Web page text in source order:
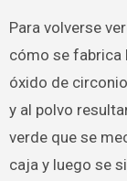
Para volverse
cómo se fabrica
óxido de
y al polvo
verde que se
caja y luego se